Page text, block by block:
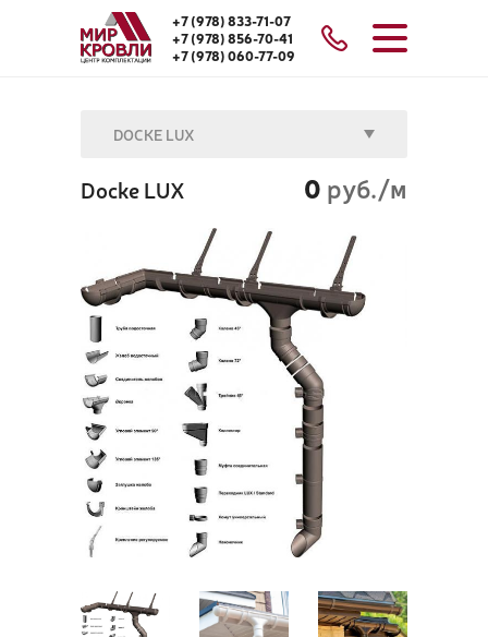
+7 (978) 833-71-07
+7 (978) 856-70-41
+7 (978) 060-77-09
DOCKE LUX
Docke LUX 0 руб./м